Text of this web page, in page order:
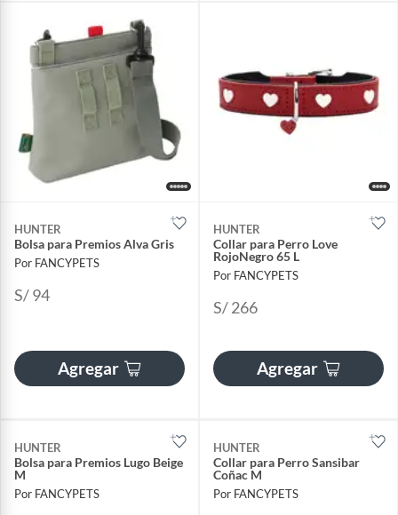
HUNTER
Bolsa para Premios Alva Gris
Por FANCYPETS
S/ 94
Agregar
HUNTER
Collar para Perro Love
RojoNegro 65 L
Por FANCYPETS
S/ 266
Agregar
HUNTER
Bolsa para Premios Lugo Beige
M
Por FANCYPETS
HUNTER
Collar para Perro Sansibar
Coñac M
Por FANCYPETS